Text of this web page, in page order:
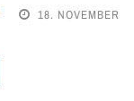
18. NOVEMBER